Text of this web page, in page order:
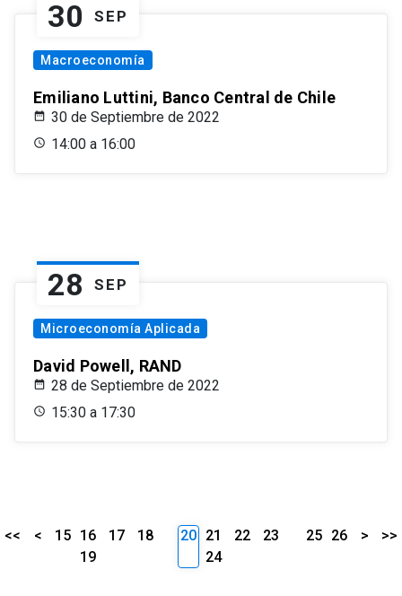
30 SEP
Macroeconomía
Emiliano Luttini, Banco Central de Chile
30 de Septiembre de 2022
14:00 a 16:00
28 SEP
Microeconomía Aplicada
David Powell, RAND
28 de Septiembre de 2022
15:30 a 17:30
<< < 15 16 17
18
19
20 21 22
23
24
25 26 > >>